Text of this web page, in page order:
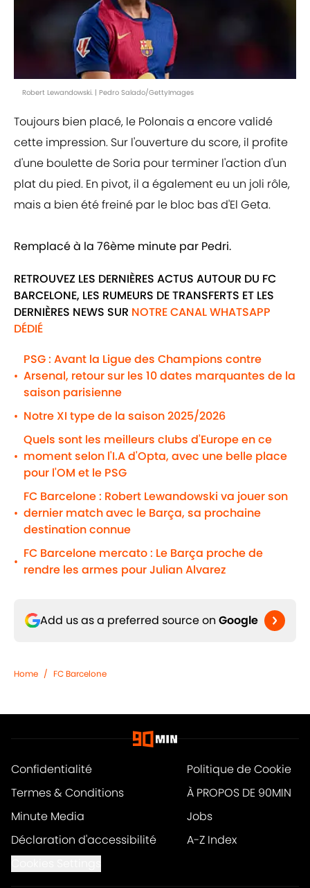
Robert Lewandowski. | Pedro Salado/GettyImages
Toujours bien placé, le Polonais a encore validé
cette impression. Sur l'ouverture du score, il profite
d'une boulette de Soria pour terminer l'action d'un
plat du pied. En pivot, il a également eu un joli rôle,
mais a bien été freiné par le bloc bas d'El Geta.
Remplacé à la 76ème minute par Pedri.
RETROUVEZ LES DERNIÈRES ACTUS AUTOUR DU FC
BARCELONE, LES RUMEURS DE TRANSFERTS ET LES
DERNIÈRES NEWS SUR NOTRE CANAL WHATSAPP
DÉDIÉ
•
PSG : Avant la Ligue des Champions contre
Arsenal, retour sur les 10 dates marquantes de la
saison parisienne
• Notre XI type de la saison 2025/2026
•
Quels sont les meilleurs clubs d'Europe en ce
moment selon l'I.A d'Opta, avec une belle place
pour l'OM et le PSG
•
FC Barcelone : Robert Lewandowski va jouer son
dernier match avec le Barça, sa prochaine
destination connue
•
FC Barcelone mercato : Le Barça proche de
rendre les armes pour Julian Alvarez
Add us as a preferred source on Google
Home / FC Barcelone
Confidentialité
Politique de Cookie
Termes & Conditions
À PROPOS DE 90MIN
Minute Media
Jobs
Déclaration d'accessibilité
A-Z Index